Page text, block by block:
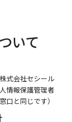
いて
株式会社セシール
情報保護管理者
口と同じです）